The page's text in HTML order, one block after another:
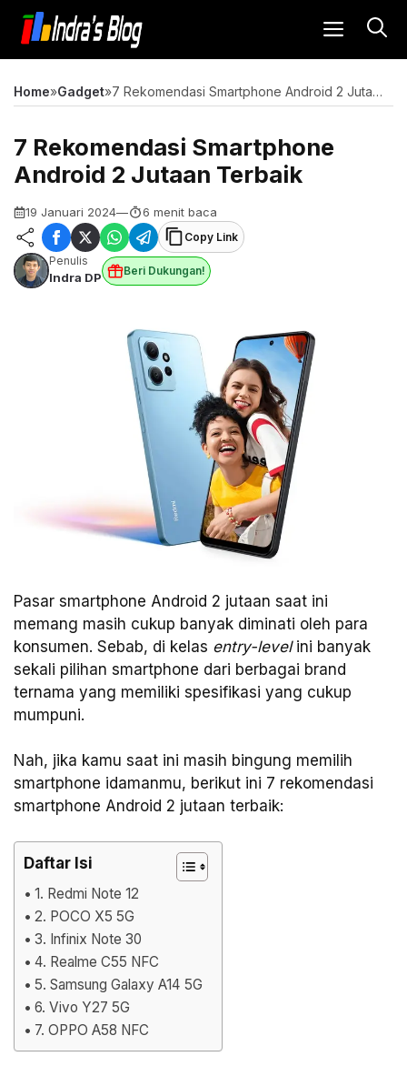
Langsung
isi
MENU
Home»Gadget» 7 Rekomendasi Smartphone Android 2 Jutaan Terbaik
7 Rekomendasi Smartphone
Android 2 Jutaan Terbaik
19 Januari 2024— 6 menit baca
Copy Link
Penulis
Indra DP Beri Dukungan!
Pasar smartphone Android 2 jutaan saat ini
memang masih cukup banyak diminati oleh para
konsumen. Sebab, di kelas entry-levelini banyak
sekali pilihan smartphone dari berbagai brand
ternama yang memiliki spesifikasi yang cukup
mumpuni.
Nah, jika kamu saat ini masih bingung memilih
smartphone idamanmu, berikut ini 7 rekomendasi
smartphone Android 2 jutaan terbaik:
Daftar Isi
1. Redmi Note 12
2. POCO X5 5G
3. Infinix Note 30
4. Realme C55 NFC
5. Samsung Galaxy A14 5G
6. Vivo Y27 5G
7. OPPO A58 NFC